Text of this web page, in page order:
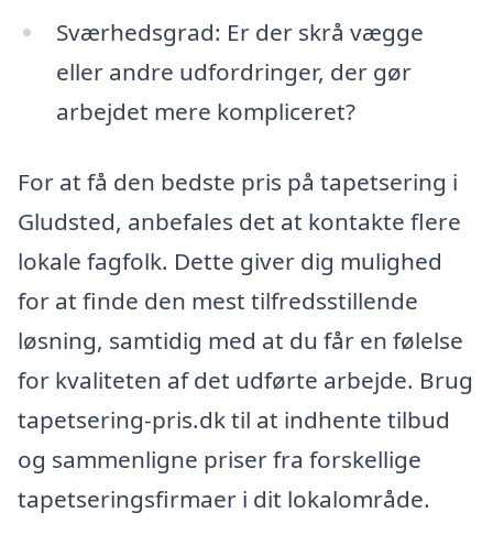
Sværhedsgrad: Er der skrå vægge
eller andre udfordringer, der gør
arbejdet mere kompliceret?
For at få den bedste pris på tapetsering i
Gludsted, anbefales det at kontakte flere
lokale fagfolk. Dette giver dig mulighed
for at finde den mest tilfredsstillende
løsning, samtidig med at du får en følelse
for kvaliteten af det udførte arbejde. Brug
tapetsering-pris.dk til at indhente tilbud
og sammenligne priser fra forskellige
tapetseringsfirmaer i dit lokalområde.